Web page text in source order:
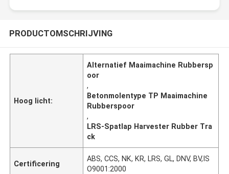
PRODUCTOMSCHRIJVING
Hoog licht:
Alternatief Maaimachine Rubbersp
oor
,
Betonmolentype TP Maaimachine
Rubberspoor
,
LRS-Spatlap Harvester Rubber Tra
ck
Certificering
ABS, CCS, NK, KR, LRS, GL, DNV, BV,IS
O9001:2000